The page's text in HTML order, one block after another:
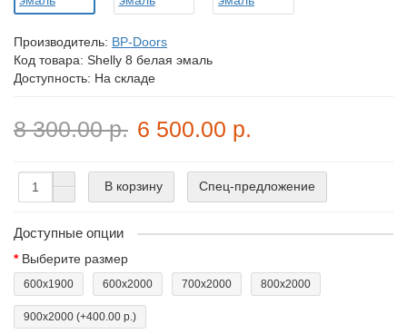
Производитель: BP-Doors
Код товара: Shelly 8 белая эмаль
Доступность: На складе
8 300.00 р. 6 500.00 р.
В корзину Спец-предложение
Доступные опции
Выберите размер
600x1900 600x2000 700x2000 800x2000
900x2000 (+400.00 р.)